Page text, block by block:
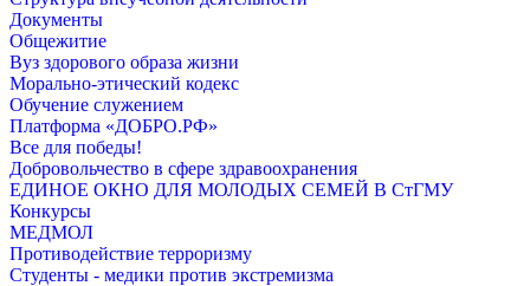
Документы
Общежитие
Вуз здорового образа жизни
Морально-этический кодекс
Обучение служением
Платформа «ДОБРО.РФ»
Все для победы!
Добровольчество в сфере здравоохранения
ЕДИНОЕ ОКНО ДЛЯ МОЛОДЫХ СЕМЕЙ В СтГМУ
Конкурсы
МЕДМОЛ
Противодействие терроризму
Студенты - медики против экстремизма